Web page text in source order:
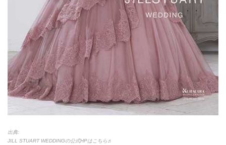
出典:
JILL STUART WEDDINGの公式HPはこちら♬